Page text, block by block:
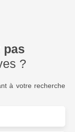
pas
?
à votre recherche